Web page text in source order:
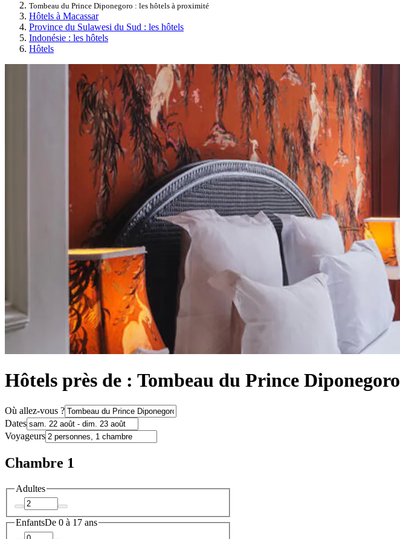
Tombeau du Prince Diponegoro : les hôtels à proximité
Hôtels à Macassar
Province du Sulawesi du Sud : les hôtels
Indonésie : les hôtels
Hôtels
Hôtels près de : Tombeau du Prince Diponegoro
Où allez-vous ?
Dates
Voyageurs
Chambre 1
Adultes
EnfantsDe 0 à 17 ans